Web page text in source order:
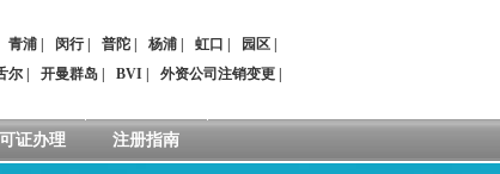
青浦 闵行| 普陀 杨浦 虹口 园区
尔 开曼群岛 BVI 外资公司注销变更
证办理 注册指南